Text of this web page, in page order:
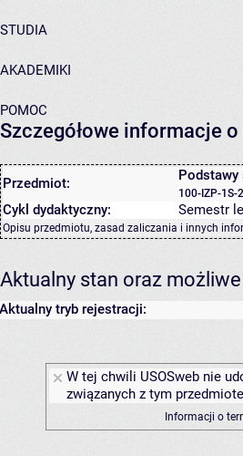
STUDIA
AKADEMIKI
POMOC
Szczegółowe informacje
Przedmiot:
100-IZP-1S-
Cykl dydaktyczny: Semestr
Opisu przedmiotu, zasad zaliczania i innych
Aktualny stan oraz
Aktualny tryb rejestracji:
W tej chwili USOSweb nie
związanych z tym
Informacji o